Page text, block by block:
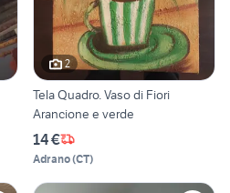
2
Tela Quadro. Vaso di Fiori
Arancione e verde
14 €
Adrano(CT)